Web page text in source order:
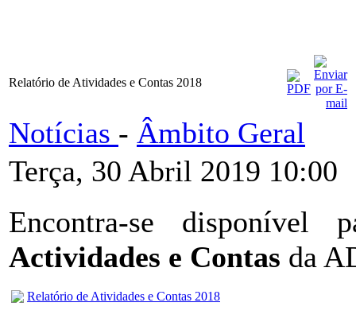
Relatório de Atividades e Contas 2018
Notícias - Âmbito Geral
Terça, 30 Abril 2019 10:00
Encontra-se
Actividades e Contas da
Relatório de Atividades e Contas 2018